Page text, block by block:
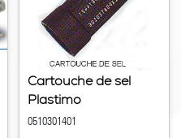
Cartouche de sel
Plastimo
0510301401